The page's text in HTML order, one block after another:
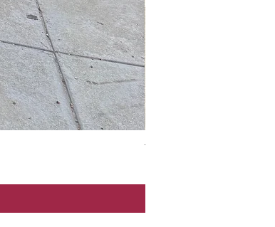
Thanya Dress